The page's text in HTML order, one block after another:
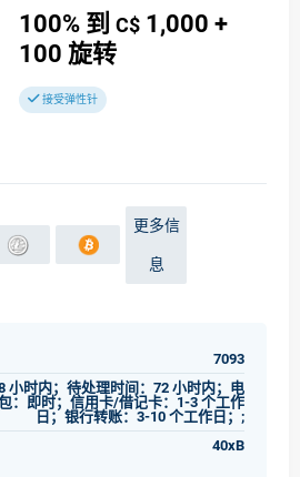
100% 到 C$ 1,000 +
100 旋转
接受弹性针
更多信
息
7093
小时内；待处理时间：72 小时内；电
：即时；信用卡/借记卡：1-3 个工作
日；银行转账：3-10 个工作日；;
40xB